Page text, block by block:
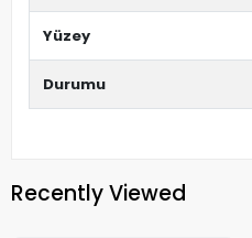
Yüzey
Durumu
Recently Viewed